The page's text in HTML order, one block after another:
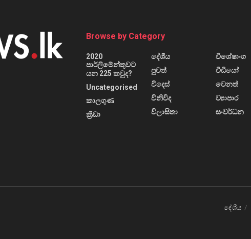
Browse by Category
2020
පාර්ලිමේන්තුවට
යන 225 කවුද?
Uncategorised
කාලගුණ
ක්‍රීඩා
දේශීය
පුවත්
විදෙස්
විනිවිද
විලාසිතා
විශේෂාංග
වීඩියෝ
වෙනත්
ව්‍යාපාර
සංවර්ධන
දේශීය